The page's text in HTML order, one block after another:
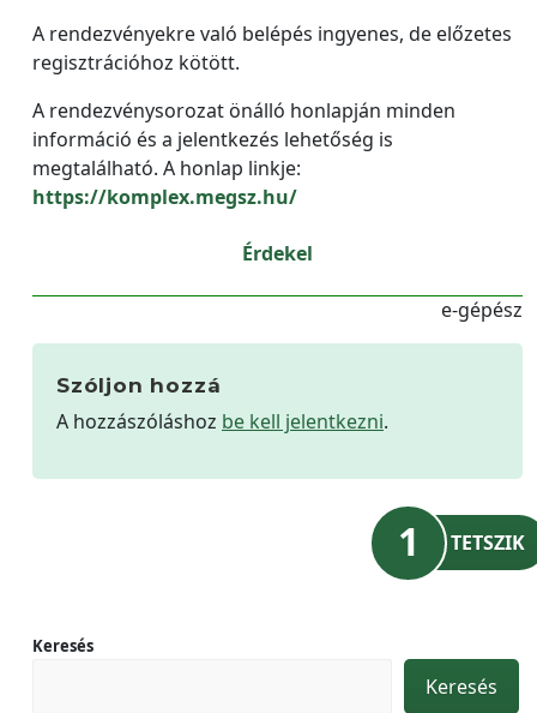
A rendezvényekre való belépés ingyenes, de előzetes
regisztrációhoz kötött.
A rendezvénysorozat önálló honlapján minden
információ és a jelentkezés lehetőség is
megtalálható. A honlap linkje:
https://komplex.megsz.hu/
Érdekel
e-gépész
Szóljon hozzá
A hozzászóláshoz be kell jelentkezni.
1 TETSZIK
Keresés
Keresés